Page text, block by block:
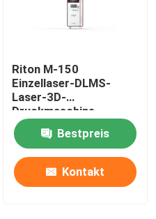
Riton M-150
Einzellaser-DLMS-
Laser-3D-
Druckmaschine
Bestpreis
Kontakt